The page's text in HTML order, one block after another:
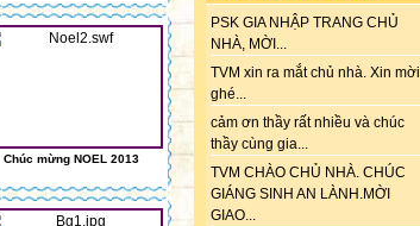
PSK GIA NHẬP TRANG CHỦ
NHÀ, MỜI...
TVM xin ra mắt chủ nhà. Xin mời
ghé...
cảm ơn thầy rất nhiều và chúc
thầy cùng gia...
TVM CHÀO CHỦ NHÀ. CHÚC
GIÁNG SINH AN LÀNH.MỜI
GIAO...
Chúc mừng NOEL 2013